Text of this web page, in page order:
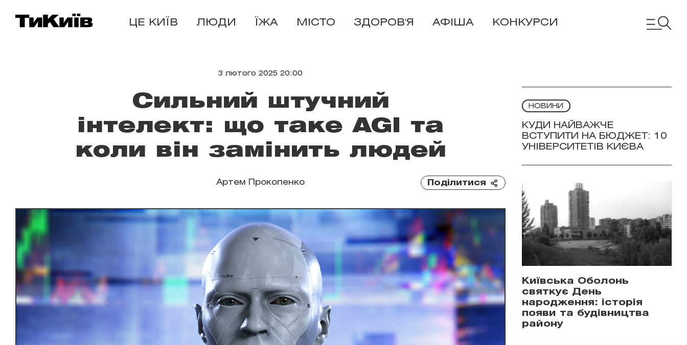
ЦЕ КИЇВ ЛЮДИ ЇЖА МІСТО ЗДОРОВ'Я АФІША КОНКУРСИ
3 лютого 2025 20:00
Сильний штучний
інтелект: що таке AGI та
коли він замінить людей
Артем Прокопенко Поділитися
НОВИНИ
КУДИ НАЙВАЖЧЕ
ВСТУПИТИ НА БЮДЖЕТ: 10
УНІВЕРСИТЕТІВ КИЄВА
Київська Оболонь
святкує День
народження: історія
появи та будівництва
району